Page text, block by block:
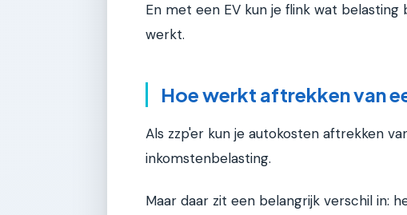
En met een EV kun je flink wat
werkt.
Hoe werkt aftrekken van
Als zzp'er kun je autokosten aftrekken
inkomstenbelasting.
Maar daar zit een belangrijk verschil in: